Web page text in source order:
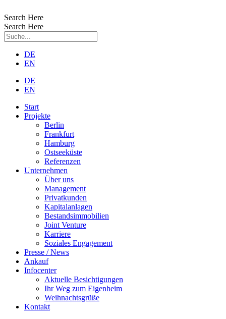
Inhalt
wechseln
Search Here
Search Here
DE
EN
DE
EN
Start
Projekte
Berlin
Frankfurt
Hamburg
Ostseeküste
Referenzen
Unternehmen
Über uns
Management
Privatkunden
Kapitalanlagen
Bestandsimmobilien
Joint Venture
Karriere
Soziales Engagement
Presse / News
Ankauf
Infocenter
Aktuelle Besichtigungen
Ihr Weg zum Eigenheim
Weihnachtsgrüße
Kontakt